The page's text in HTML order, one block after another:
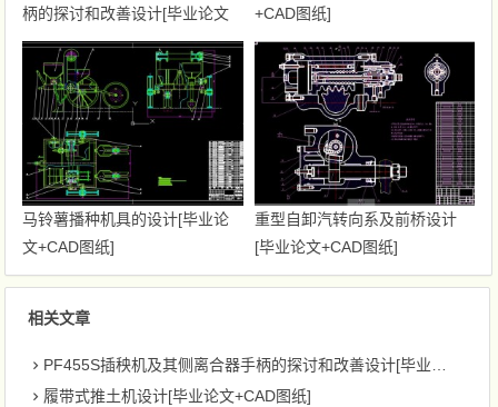
柄的探讨和改善设计[毕业论文
+CAD图纸]
+CAD图纸]
马铃薯播种机具的设计[毕业论
文+CAD图纸]
重型自卸汽转向系及前桥设计
[毕业论文+CAD图纸]
相关文章
PF455S插秧机及其侧离合器手柄的探讨和改善设计[毕业论文+CAD图纸]
履带式推土机设计[毕业论文+CAD图纸]